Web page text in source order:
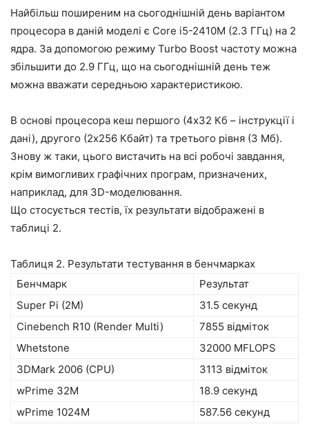
Найбільш поширеним на сьогоднішній день варіантом
процесора в даній моделі є Core i5-2410M (2.3 ГГц) на 2
ядра. За допомогою режиму Turbo Boost частоту можна
збільшити до 2.9 ГГц, що на сьогоднішній день теж
можна вважати середньою характеристикою.
В основі процесора кеш першого (4х32 Кб – інструкції і
дані), другого (2х256 Кбайт) та третього рівня (3 Мб).
Знову ж таки, цього вистачить на всі робочі завдання,
крім вимогливих графічних програм, призначених,
наприклад, для 3D-моделювання.
Що стосується тестів, їх результати відображені в
таблиці 2.
Таблиця 2. Результати тестування в бенчмарках
Бенчмарк
Результат
Super Pi (2M)
31.5 секунд
Cinebench R10 (Render Multi)
7855 відміток
Whetstone
32000 MFLOPS
3DMark 2006 (CPU)
3113 відміток
wPrime 32M
18.9 секунд
wPrime 1024M
587.56 секунд